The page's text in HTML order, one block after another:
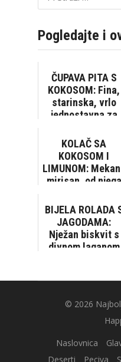
Pogledajte i
ČUPAVA PITA S
KOKOSOM: Fina,
starinska, vrlo
jednostavna za
KOLAČ SA
KOKOSOM I
LIMUNOM:
mirisan, od njega
čitava kuća
[VIDEO]
BIJELA ROLADA
JAGODAMA:
Nježan biskvit s
divnom laganom
© 2026
Naslovnica
Deserti
Peciva